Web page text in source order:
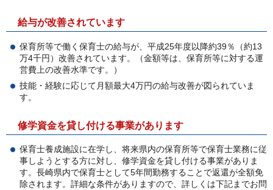
給与が改善されています
保育所等で働く保育士の給与が、平成25年度以降約39％（約13
万4千円）改善されています。（金額等は、保育所等に対する運
営費上の改善水準です。）
技能・経験に応じて月額最大4万円の給与改善が図られていま
す。
修学資金を貸し付ける事業があります
保育士養成施設に在学し、将来県内の保育所等で保育士業務に従
事しようとする方に対し、修学資金を貸し付ける事業がありま
す。長崎県内で保育士として5年間勤務することで返還が全額免
除されます。詳細な条件がありますので、詳しくは下記までお問